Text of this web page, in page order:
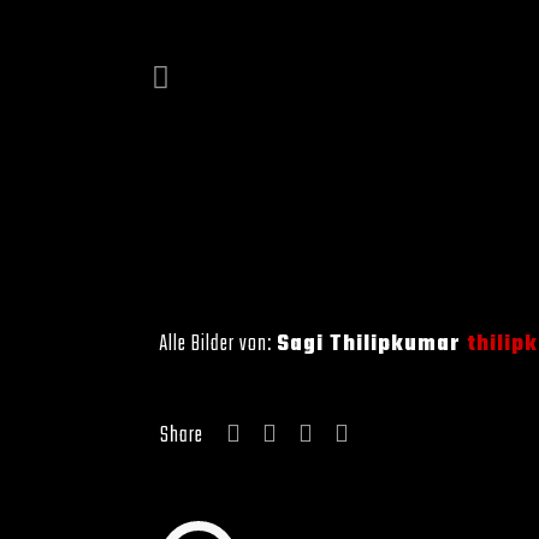
Alle Bilder von: Sagi Thilipkumar
Share